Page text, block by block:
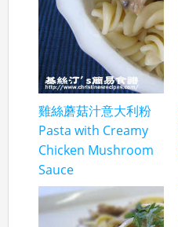
雞絲蘑菇汁意大利粉
Pasta with Creamy
Chicken Mushroom
Sauce